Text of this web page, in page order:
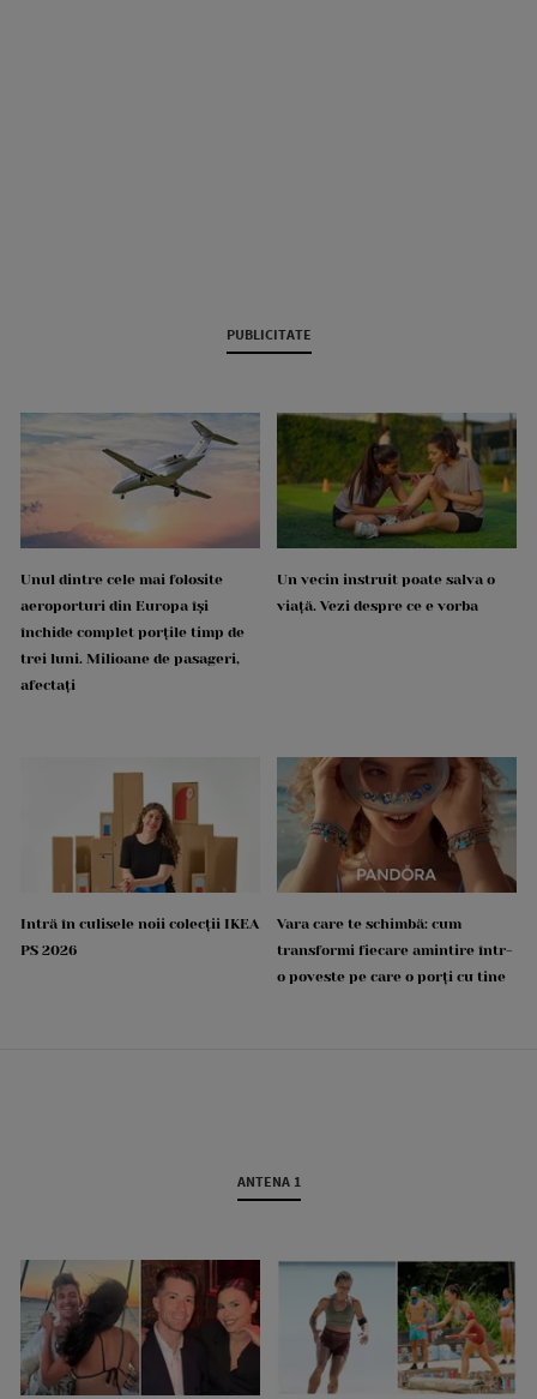
PUBLICITATE
Unul dintre cele mai folosite
aeroporturi din Europa își
închide complet porțile timp de
trei luni. Milioane de pasageri,
afectați
Un vecin instruit poate salva o
viață. Vezi despre ce e vorba
Intră în culisele noii colecții IKEA
PS 2026
Vara care te schimbă: cum
transformi fiecare amintire într-
o poveste pe care o porți cu tine
ANTENA 1